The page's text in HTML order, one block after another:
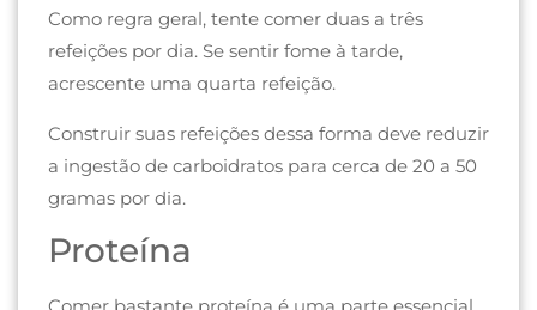
Como regra geral, tente comer duas a três
refeições por dia. Se sentir fome à tarde,
acrescente uma quarta refeição.
Construir suas refeições dessa forma deve reduzir
a ingestão de carboidratos para cerca de 20 a 50
gramas por dia.
Proteína